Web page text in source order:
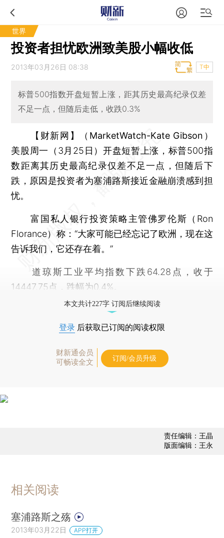
世界
投资者担忧欧洲致美股小幅收低
2013年03月26日 08:38 T中
标普500指数开盘短暂上涨，距其历史最高纪录仅差
不足一点，但随后走低，收跌0.3%
【财新网】（MarketWatch-Kate Gibson）
美股周一（3月25日）开盘短暂上涨，标普500指
数距离其历史最高纪录仅差不足一点，但随后下
跌，原因是投资者为塞浦路斯接近金融崩溃感到担
忧。
富国私人银行投资策略主管佛罗伦斯（Ron
Florance）称：“大家可能已经忘记了欧洲，现在这
告诉我们，它还存在着。”
道琼斯工业平均指数下跌64.28点，收于
14447.75点，跌幅为0.4%。
本文共计227字 订阅后继续阅读
登录 后获取已订阅的阅读权限
财新通会员
可畅读全文
订阅/会员升级
责任编辑：王晶
版面编辑：王永
相关阅读
塞浦路斯之殇
2013年03月22日 APP打开